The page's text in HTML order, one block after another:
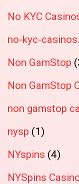
No KYC
no-kyc-
Non GamStop
Non GamStop
non gamstop
nysp (1)
NYspins (4)
NYSpins